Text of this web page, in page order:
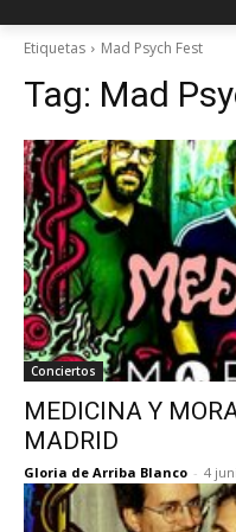
Etiquetas Mad Psych Fest
Tag: Mad
Conciertos
MEDICINA Y
MADRID
Gloria de Arriba Blanco - 4